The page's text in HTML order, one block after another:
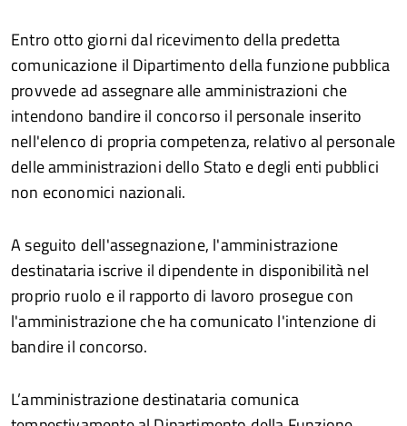
Entro otto giorni dal ricevimento della predetta
comunicazione il Dipartimento della funzione pubblica
provvede ad assegnare alle amministrazioni che
intendono bandire il concorso il personale inserito
nell'elenco di propria competenza, relativo al personale
delle amministrazioni dello Stato e degli enti pubblici
non economici nazionali.
A seguito dell'assegnazione, l'amministrazione
destinataria iscrive il dipendente in disponibilità nel
proprio ruolo e il rapporto di lavoro prosegue con
l'amministrazione che ha comunicato l'intenzione di
bandire il concorso.
L’amministrazione destinataria comunica